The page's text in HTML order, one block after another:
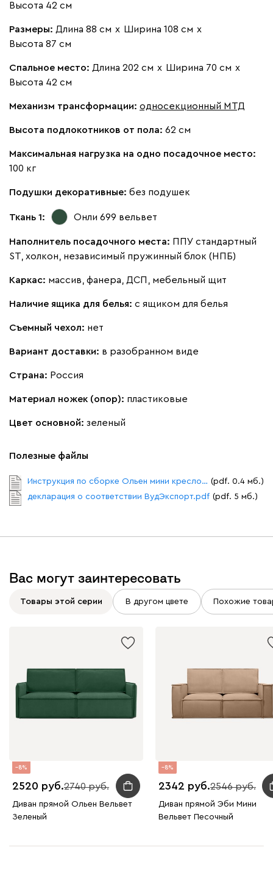
Мола
Жёлтый Песочный Розовый
100 130
Винтер 1891
Букле 2146
Вайт Терра
Альтеа 2146
Бежевый Графит Молочный Серый
Высота 42 см
Размеры: Длина 88 см х Ширина 108 см х
Высота 87 см
Спальное место: Длина 202 см х Ширина 70 см х
Высота 42 см
Механизм трансформации: односекционный МТД
Высота подлокотников от пола: 62 см
Максимальная нагрузка на одно посадочное место:
100 кг
Подушки декоративные: без подушек
Ткань 1: Онли 699 вельвет
Наполнитель посадочного места: ППУ стандартный
ST, холкон, независимый пружинный блок (НПБ)
Каркас: массив, фанера, ДСП, мебельный щит
Наличие ящика для белья: с ящиком для белья
Съемный чехол: нет
Вариант доставки: в разобранном виде
Страна: Россия
Материал ножек (опор): пластиковые
Цвет основной: зеленый
Полезные файлы
Инструкция по сборке Ольен мини кресло.pdf (pdf. 0.4 мб.)
декларация о соответствии ВудЭкспорт.pdf (pdf. 5 мб.)
Вас могут заинтересовать
Товары этой серии В другом цвете Похожие
8
2520 2740
Диван прямой Ольен Вельвет
Зеленый
8
2342 2546
Диван прямой Эби Мини
Вельвет Песочный